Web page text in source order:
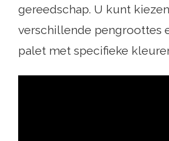
gereedschap. U kunt
verschillende pengroottes
palet met specifieke